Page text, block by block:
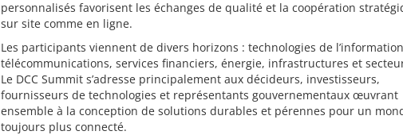
personnalisés favorisent les échanges de qualité et la coopération
sur site comme en ligne.
Les participants viennent de divers horizons : technologies de
télécommunications, services financiers, énergie, infrastructures et
Le DCC Summit s’adresse principalement aux décideurs, investisseurs,
fournisseurs de technologies et représentants gouvernementaux œuvrant
ensemble à la conception de solutions durables et pérennes pour un
toujours plus connecté.